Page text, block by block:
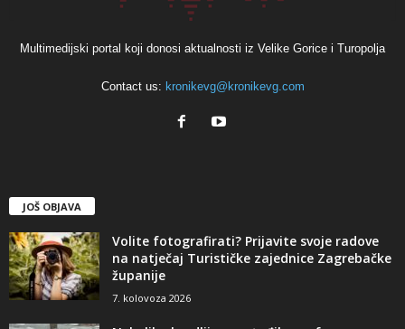
Multimedijski portal koji donosi aktualnosti iz Velike Gorice i Turopolja
Contact us: kronikevg@kronikevg.com
JOŠ OBJAVA
Volite fotografirati? Prijavite svoje radove
na natječaj Turističke zajednice Zagrebačke
županije
7. kolovoza 2026